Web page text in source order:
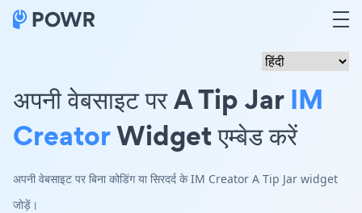
अपनी वेबसाइट पर A Tip JarIM
CreatorWidget एम्बेड करें
अपनी वेबसाइट पर बिना कोडिंग या सिरदर्द के IM Creator A Tip Jar widget
जोड़ें।